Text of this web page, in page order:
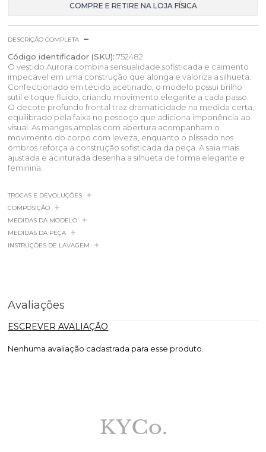
COMPRE E RETIRE NA LOJA FÍSICA
DESCRIÇÃO COMPLETA
Código identificador (SKU): 752482
O vestido Aurora combina sensualidade sofisticada e caimento
impecável em uma construção que alonga e valoriza a silhueta.
Confeccionado em tecido acetinado, o modelo possui brilho
sutil e toque fluido, criando movimento elegante a cada passo.
O decote profundo frontal traz dramaticidade na medida certa,
equilibrado pela faixa no pescoço que adiciona imponência ao
visual. As mangas amplas com abertura acompanham o
movimento do corpo com leveza, enquanto o plissado nos
ombros reforça a construção sofisticada da peça. A saia mais
ajustada e acinturada desenha a silhueta de forma elegante e
feminina.
TROCAS E DEVOLUÇÕES
INSTRUÇÕES DE LAVAGEM
MEDIDAS DA PEÇA
COMPOSIÇÃO
MEDIDAS DA MODELO
Avaliações
ESCREVER AVALIAÇÃO
Nenhuma avaliação cadastrada para esse produto.